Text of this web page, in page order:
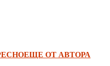
ЕЩЕ ОТ АВТОРА